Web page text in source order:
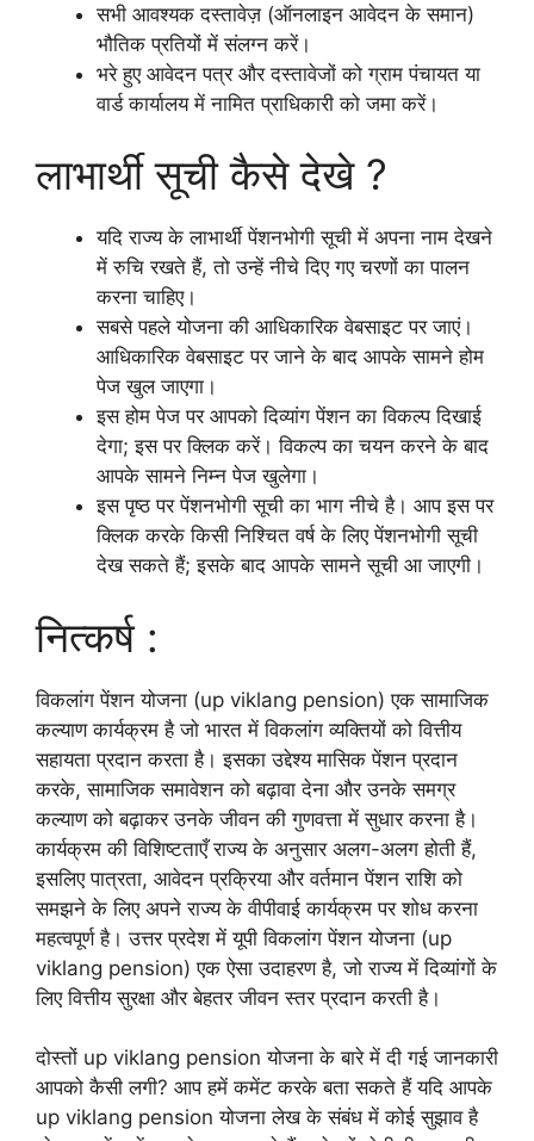
सभी आवश्यक दस्तावेज़ (ऑनलाइन आवेदन के समान)
भौतिक प्रतियों में संलग्न करें।
भरे हुए आवेदन पत्र और दस्तावेजों को ग्राम पंचायत या
वार्ड कार्यालय में नामित प्राधिकारी को जमा करें।
लाभार्थी सूची कैसे देखे ?
यदि राज्य के लाभार्थी पेंशनभोगी सूची में अपना नाम देखने
में रुचि रखते हैं, तो उन्हें नीचे दिए गए चरणों का पालन
करना चाहिए।
सबसे पहले योजना की आधिकारिक वेबसाइट पर जाएं।
आधिकारिक वेबसाइट पर जाने के बाद आपके सामने होम
पेज खुल जाएगा।
इस होम पेज पर आपको दिव्यांग पेंशन का विकल्प दिखाई
देगा; इस पर क्लिक करें। विकल्प का चयन करने के बाद
आपके सामने निम्न पेज खुलेगा।
इस पृष्ठ पर पेंशनभोगी सूची का भाग नीचे है। आप इस पर
क्लिक करके किसी निश्चित वर्ष के लिए पेंशनभोगी सूची
देख सकते हैं; इसके बाद आपके सामने सूची आ जाएगी।
नित्कर्ष :
विकलांग पेंशन योजना (up viklang pension) एक सामाजिक
कल्याण कार्यक्रम है जो भारत में विकलांग व्यक्तियों को वित्तीय
सहायता प्रदान करता है। इसका उद्देश्य मासिक पेंशन प्रदान
करके, सामाजिक समावेशन को बढ़ावा देना और उनके समग्र
कल्याण को बढ़ाकर उनके जीवन की गुणवत्ता में सुधार करना है।
कार्यक्रम की विशिष्टताएँ राज्य के अनुसार अलग-अलग होती हैं,
इसलिए पात्रता, आवेदन प्रक्रिया और वर्तमान पेंशन राशि को
समझने के लिए अपने राज्य के वीपीवाई कार्यक्रम पर शोध करना
महत्वपूर्ण है। उत्तर प्रदेश में यूपी विकलांग पेंशन योजना (up
viklang pension) एक ऐसा उदाहरण है, जो राज्य में दिव्यांगों के
लिए वित्तीय सुरक्षा और बेहतर जीवन स्तर प्रदान करती है।
दोस्तों up viklang pension योजना के बारे में दी गई जानकारी
आपको कैसी लगी? आप हमें कमेंट करके बता सकते हैं यदि आपके
up viklang pension योजना लेख के संबंध में कोई सुझाव है